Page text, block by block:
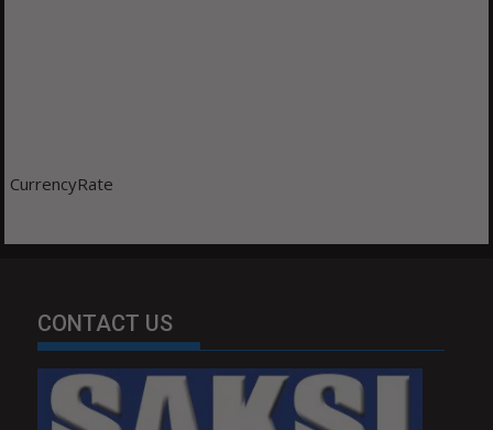
CurrencyRate
CONTACT US